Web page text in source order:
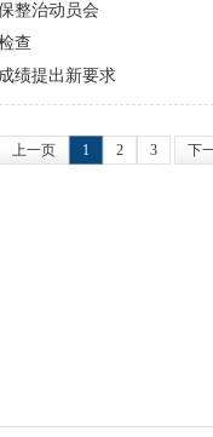
整治动员会
查
绩提出新要求
上一页 1 2 3 下